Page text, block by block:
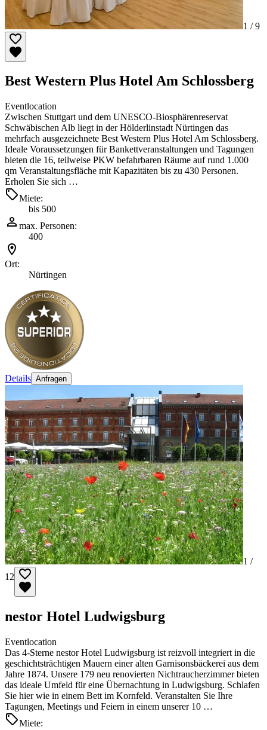
1 /9
Best Western Plus Hotel Am Schlossberg
Eventlocation
Zwischen Stuttgart und dem UNESCO-Biosphärenreservat
Schwäbischen Alb liegt in der Hölderlinstadt Nürtingen das
mehrfach ausgezeichnete Best Western Plus Hotel Am Schlossberg.
Ideale Voraussetzungen für Bankettveranstaltungen und Tagungen
bieten die 16, teilweise PKW befahrbaren Räume auf rund 1.000
qm Veranstaltungsfläche mit Kapazitäten bis zu 430 Personen.
Erholen Sie sich …
Miete:
bis 500
max. Personen:
400
Ort:
Nürtingen
Details Anfragen
1 /
12
nestor Hotel Ludwigsburg
Eventlocation
Das 4-Sterne nestor Hotel Ludwigsburg ist reizvoll integriert in die
geschichtsträchtigen Mauern einer alten Garnisonsbäckerei aus dem
Jahre 1874. Unsere 179 neu renovierten Nichtraucherzimmer bieten
das ideale Umfeld für eine Übernachtung in Ludwigsburg. Schlafen
Sie hier wie in einem Bett im Kornfeld. Veranstalten Sie Ihre
Tagungen, Meetings und Feiern in einem unserer 10 …
Miete: